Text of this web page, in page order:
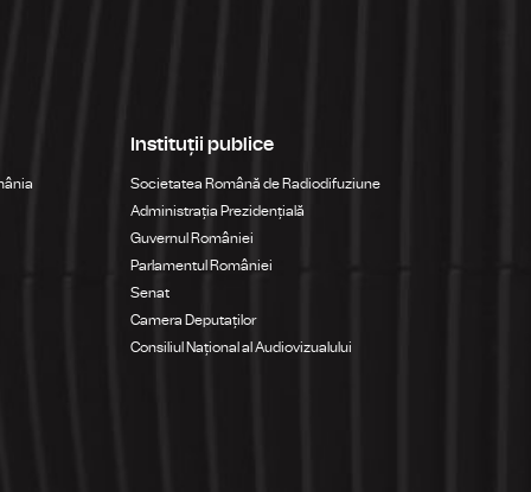
Instituții publice
Societatea Română de Radiodifuziune
Administrația Prezidențială
Guvernul României
Parlamentul României
Senat
Camera Deputaților
Consiliul Național al Audiovizualului